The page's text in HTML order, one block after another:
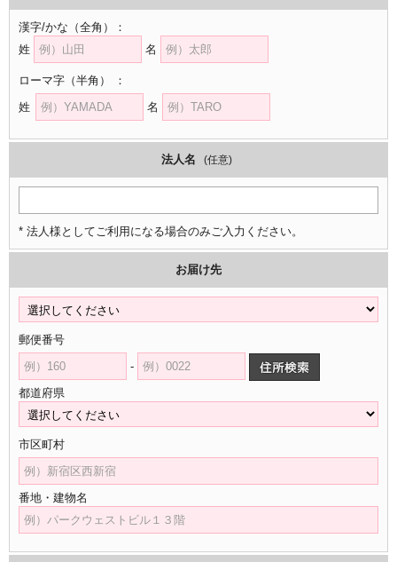
漢字/かな （全角）
：
姓
名
ローマ字 （半角）
：
姓
名
法人名 (任意)
* 法人様としてご利用になる場合のみご入力ください。
お届け先
郵便番号
-
都道府県
市区町村
番地・建物名